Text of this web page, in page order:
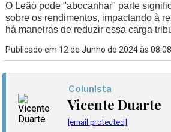
O Leão pode "abocanhar" parte
sobre os rendimentos, impactando à
há maneiras de reduzir essa carga
Publicado em 12 de Junho de 2024 às 08:08
Colunista
Vicente Duarte
[email protected]